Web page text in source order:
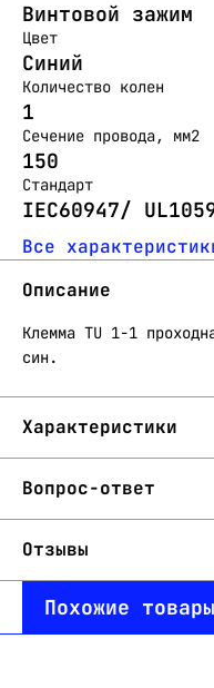
Винтовой зажим
Цвет
Синий
Количество колен
1
Сечение провода, мм2
150
Стандарт
IEC60947/
Все
Описание
Клемма TU 1-1
син.
Характеристики
Вопрос-ответ
Отзывы
Похожие товары